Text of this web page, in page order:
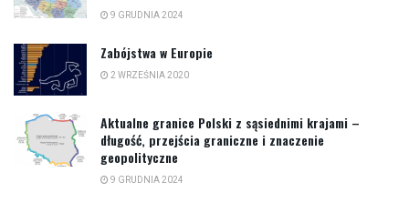
9 GRUDNIA 2024
Zabójstwa w Europie
2 WRZEŚNIA 2020
Aktualne granice Polski z sąsiednimi krajami –
długość, przejścia graniczne i znaczenie
geopolityczne
9 GRUDNIA 2024